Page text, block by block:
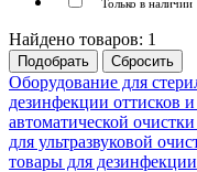
Только в наличии
Найдено товаров: 1
Оборудование для
дезинфекции оттисков
автоматической
для ультразвуковой
товары для дезинфекции